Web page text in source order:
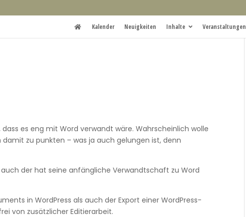
Kalender Neuigkeiten Inhalte Veranstaltungen
es eng mit Word verwandt wäre. Wahrscheinlich wolle
zu punkten – was ja auch gelungen ist, denn
der hat seine anfängliche Verwandtschaft zu Word
in WordPress als auch der Export einer WordPress-
von zusätzlicher Editierarbeit.